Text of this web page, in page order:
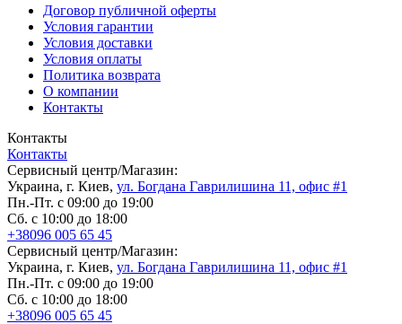
Договор публичной оферты
Условия гарантии
Условия доставки
Условия оплаты
Политика возврата
О компании
Контакты
Контакты
Контакты
Сервисный центр/Магазин:
Украина, г. Киев, ул. Богдана Гаврилишина 11, офис #1
Пн.-Пт. с 09:00 до 19:00
Сб. с 10:00 до 18:00
+38096 005 65 45
Сервисный центр/Магазин:
Украина, г. Киев, ул. Богдана Гаврилишина 11, офис #1
Пн.-Пт. с 09:00 до 19:00
Сб. с 10:00 до 18:00
+38096 005 65 45